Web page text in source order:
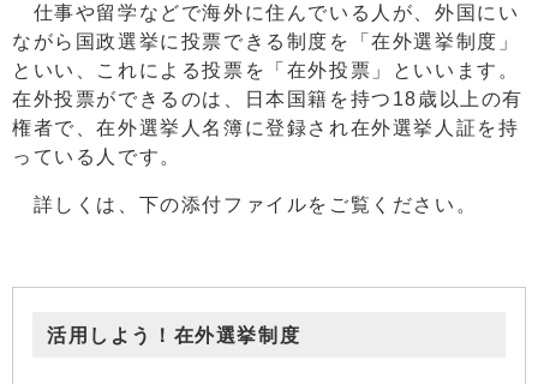
仕事や留学などで海外に住んでいる人が、外国にい
ながら国政選挙に投票できる制度を「在外選挙制度」
といい、これによる投票を「在外投票」といいます。
在外投票ができるのは、日本国籍を持つ18歳以上の有
権者で、在外選挙人名簿に登録され在外選挙人証を持
っている人です。
詳しくは、下の添付ファイルをご覧ください。
活用しよう！在外選挙制度